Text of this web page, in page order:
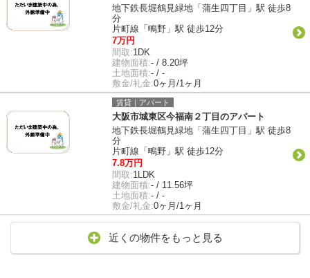
地下鉄長堀鶴見緑地「蒲生四丁目」駅 徒歩8
分
片町線「鴫野」駅 徒歩12分
7万円
間取:1DK
建物面積:- / 8.20坪
土地面積:- / -
敷金/礼金:0ヶ月/1ヶ月
賃貸｜アパート
大阪市城東区今福南２丁目のアパート
地下鉄長堀鶴見緑地「蒲生四丁目」駅 徒歩8
分
片町線「鴫野」駅 徒歩12分
7.8万円
間取:1LDK
建物面積:- / 11.56坪
土地面積:- / -
敷金/礼金:0ヶ月/1ヶ月
近くの物件をもっと見る